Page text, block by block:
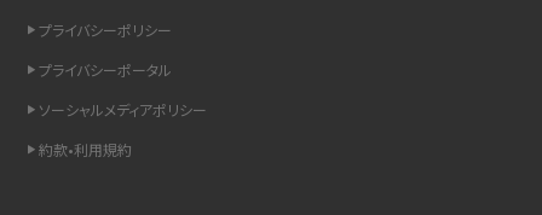
iCloudの使用容量を減らす9つの方法！使用状況の確認手順も紹介
リプライ機能とは？LINE、X（旧Twitter）、Instagram、TikTokで送る方法を解説
プライバシーポリシー
プライバシーポータル
ソーシャルメディアポリシー
約款•利用規約